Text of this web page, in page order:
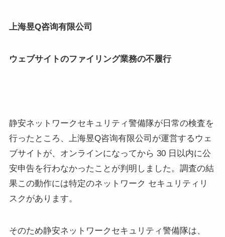
上海昱Q咨询有限公司
ウェブサイトのファイリング業務の不履行
静安ネットワークセキュリティ警備隊が日常の検査を
行ったところ、上海昱Q咨询有限公司が運営するウェ
ブサイトが、オンラインになってから 30 日以内に公
安申告を行わなかったことが判明しました。調査の結
果この動作には特定のネットワーク セキュリティリ
スクがあります。
そのため静安ネットワークセキュリティ警備隊は、